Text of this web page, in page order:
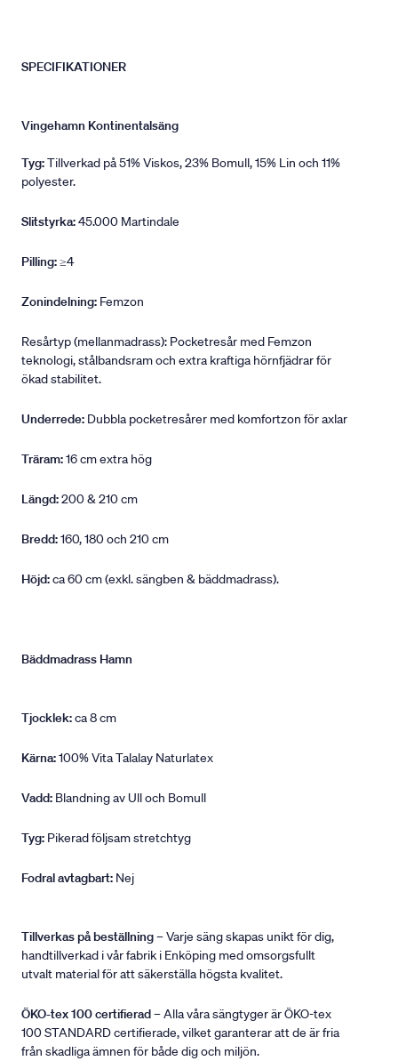
SPECIFIKATIONER
Vingehamn Kontinentalsäng
Tyg:Tillverkad på 51% Viskos, 23% Bomull, 15% Lin och 11%
polyester.
Slitstyrka:45.000 Martindale
Pilling:≥4
Zonindelning: Femzon
Resårtyp (mellanmadrass): Pocketresår med Femzon
teknologi, stålbandsram och extra kraftiga hörnfjädrar för
ökad stabilitet.
Underrede: Dubbla pocketresårer med komfortzon för axlar
Träram:16 cm extra hög
Längd:200 & 210 cm
Bredd:160, 180 och 210 cm
Höjd:ca 60 cm (exkl. sängben & bäddmadrass).
Bäddmadrass Hamn
Tjocklek:ca 8 cm
Kärna:100% Vita Talalay Naturlatex
Vadd: Blandning av Ull och Bomull
Tyg: Pikerad följsam stretchtyg
Fodral avtagbart: Nej
Tillverkas på beställning– Varje säng skapas unikt för dig,
handtillverkad i vår fabrik i Enköping med omsorgsfullt
utvalt material för att säkerställa högsta kvalitet.
ÖKO-tex 100 certifierad– Alla våra sängtyger är ÖKO-tex
100 STANDARD certifierade, vilket garanterar att de är fria
från skadliga ämnen för både dig och miljön.